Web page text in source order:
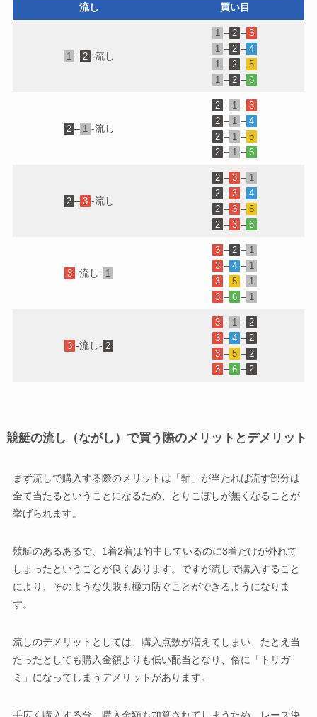
流し 買い目
1 – 2 -流し
1 – 2 – 3
1 – 2 – 4
1 – 2 – 5
1 – 2 – 6
2 – 1 -流し
2 – 1 – 3
2 – 1 – 4
2 – 1 – 5
2 – 1 – 6
2 – 3 -流し
2 – 3 – 1
2 – 3 – 4
2 – 3 – 5
2 – 3 – 6
3 -流し- 1
3 – 2 – 1
3 – 4 – 1
3 – 5 – 1
3 – 6 – 1
3 -流し- 2
3 – 1 – 2
3 – 4 – 2
3 – 5 – 2
3 – 6 – 2
競艇の流し（ながし）で買う際のメリットとデメリット
まず流しで購入する際のメリットは「軸」が当たれば流す部分は
全て当たるということになるため、とりこぼしが無くなることが
挙げられます。
競艇のあるあるで、1着2着は的中しているのに3着だけが外れて
しまったということが良くあります。ですが流しで購入すること
により、そのような失敗も極力防ぐことができるようになりま
す。
流しのデメリットとしては、購入点数が増えてしまい、たとえ当
たったとしても購入金額よりも低い配当となり、俗に「トリガ
ミ」になってしまうデメリットがあります。